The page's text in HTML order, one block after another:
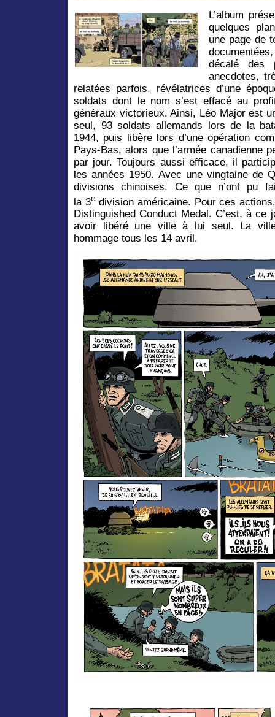
L’album
quelques
une page de
décalé des
anecdotes,
relatées parfois, révélatrices d’une
soldats dont le nom s’est effacé au
généraux victorieux. Ainsi, Léo Major est
seul, 93 soldats allemands lors de la
1944, puis libère lors d’une opération
Pays-Bas, alors que l’armée canadienne
par jour. Toujours aussi efficace, il
les années 1950. Avec une vingtaine de
divisions chinoises. Ce que n’ont pu
la 3edivision américaine. Pour ces
Distinguished Conduct Medal. C’est, à ce
avoir libéré une ville à lui seul. La
hommage tous les 14 avril.